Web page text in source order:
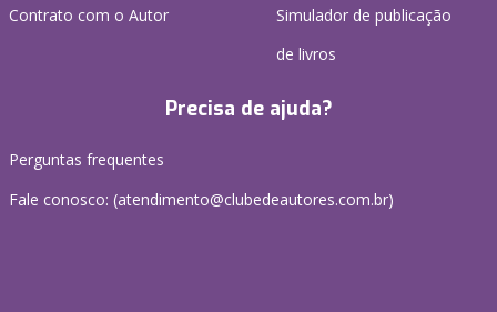
Contrato com o Autor
Simulador de publicação
de livros
Precisa de ajuda?
Perguntas frequentes
Fale conosco: (atendimento@clubedeautores.com.br)